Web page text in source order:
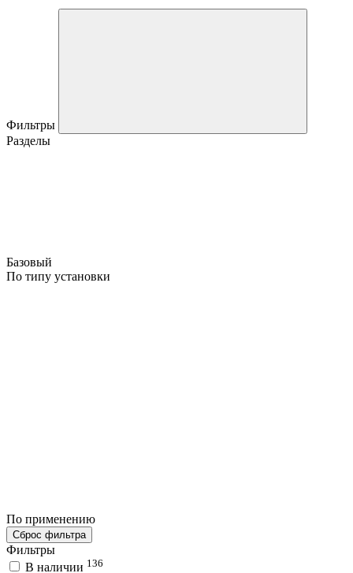
Фильтры
Разделы
Базовый
По типу установки
По применению
Сброс фильтра
Фильтры
В наличии 136